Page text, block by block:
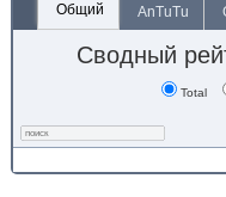
Общий AnTuTu
Сводный
Total